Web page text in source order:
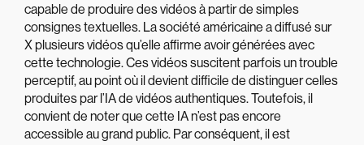
capable de produire des vidéos à partir de simples
consignes textuelles. La société américaine a diffusé sur
X plusieurs vidéos qu’elle affirme avoir générées avec
cette technologie. Ces vidéos suscitent parfois un trouble
perceptif, au point où il devient difficile de distinguer celles
produites par l’IA de vidéos authentiques. Toutefois, il
convient de noter que cette IA n’est pas encore
accessible au grand public. Par conséquent, il est